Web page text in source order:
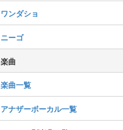
ワンダショ
ニーゴ
楽曲
楽曲一覧
アナザーボーカル一覧